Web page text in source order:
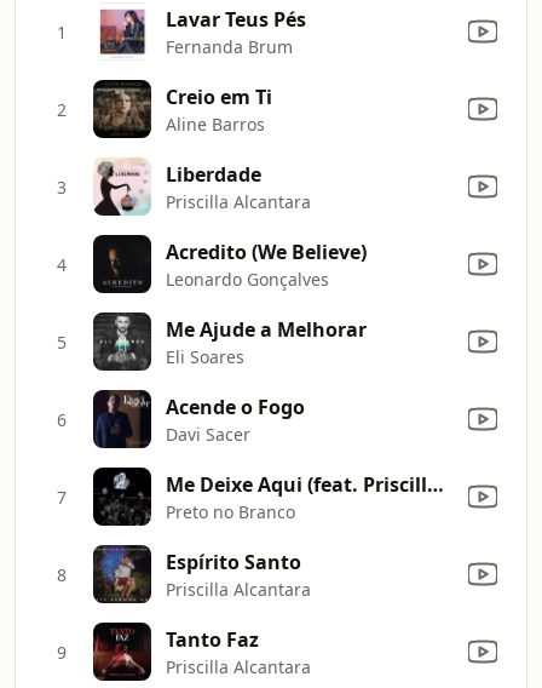
1 Lavar Teus Pés
Fernanda Brum
2 Creio em Ti
Aline Barros
3 Liberdade
Priscilla Alcantara
4 Acredito (We Believe)
Leonardo Gonçalves
5 Me Ajude a Melhorar
Eli Soares
6 Acende o Fogo
Davi Sacer
7 Me Deixe Aqui (feat. Priscilla Alcantara)
Preto no Branco
8 Espírito Santo
Priscilla Alcantara
9 Tanto Faz
Priscilla Alcantara